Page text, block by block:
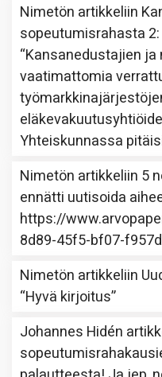
Nimetön artikkeliin
sopeutumisrahasta
“Kansanedustajien
vaatimattomia
Yhteiskunnassa
Nimetön artikkeliin 5
ennätti uutisoida
https://
8d89-45f5-bf07-
Nimetön artikkeliin
“Hyvä kirjoitus”
Johannes Hidén